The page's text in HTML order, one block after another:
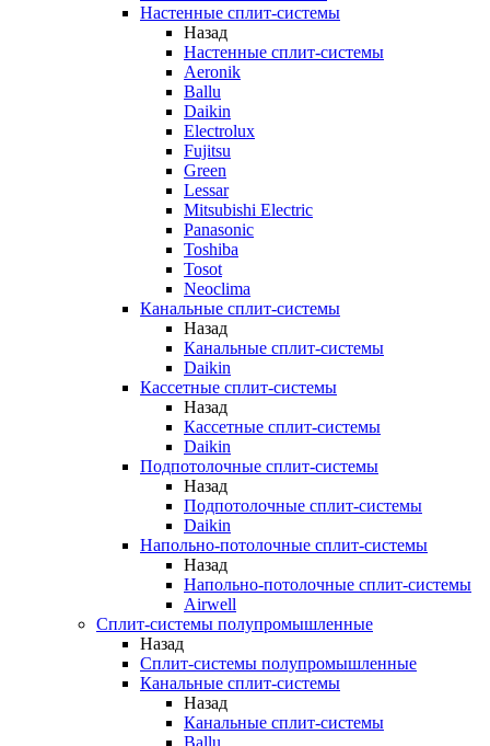
Настенные сплит-системы
Назад
Настенные сплит-системы
Aeronik
Ballu
Daikin
Electrolux
Fujitsu
Green
Lessar
Mitsubishi Electric
Panasonic
Toshiba
Tosot
Neoclima
Канальные сплит-системы
Назад
Канальные сплит-системы
Daikin
Кассетные сплит-системы
Назад
Кассетные сплит-системы
Daikin
Подпотолочные сплит-системы
Назад
Подпотолочные сплит-системы
Daikin
Напольно-потолочные сплит-системы
Назад
Напольно-потолочные сплит-системы
Airwell
Сплит-системы полупромышленные
Назад
Сплит-системы полупромышленные
Канальные сплит-системы
Назад
Канальные сплит-системы
Ballu